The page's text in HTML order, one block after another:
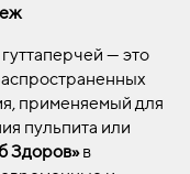
— это
применяемый для
пульпита или
Здоров»в